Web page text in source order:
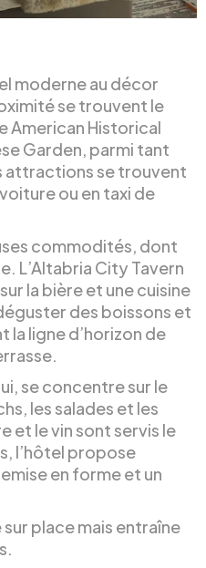
moderne au décor
se trouvent le
American Historical
Garden, parmi tant
attractions se trouvent
ou en taxi de
commodités, dont
L’Altabria City Tavern
la bière et une cuisine
des boissons et
la ligne d’horizon de
se concentre sur le
les salades et les
et le vin sont servis le
l’hôtel propose
en forme et un
place mais entraîne